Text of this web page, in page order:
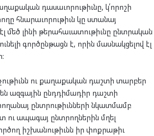
դասաւորութիւնը, կ՛որոշի
հնարաւորութիւն կը ստանայ
մեծ լինի թերահաւատութիւնը ընտրական
գործընթացն է, որին մասնակցելով էլ
ու քաղաքական դաշտի տարբեր
ազգային ընդդիմադիր դաշտի
ընտրութիւնների նկատմամբ
ու ապագայ ընտրողներին մղել
իշխանութիւնն իր փոքրաթիւ